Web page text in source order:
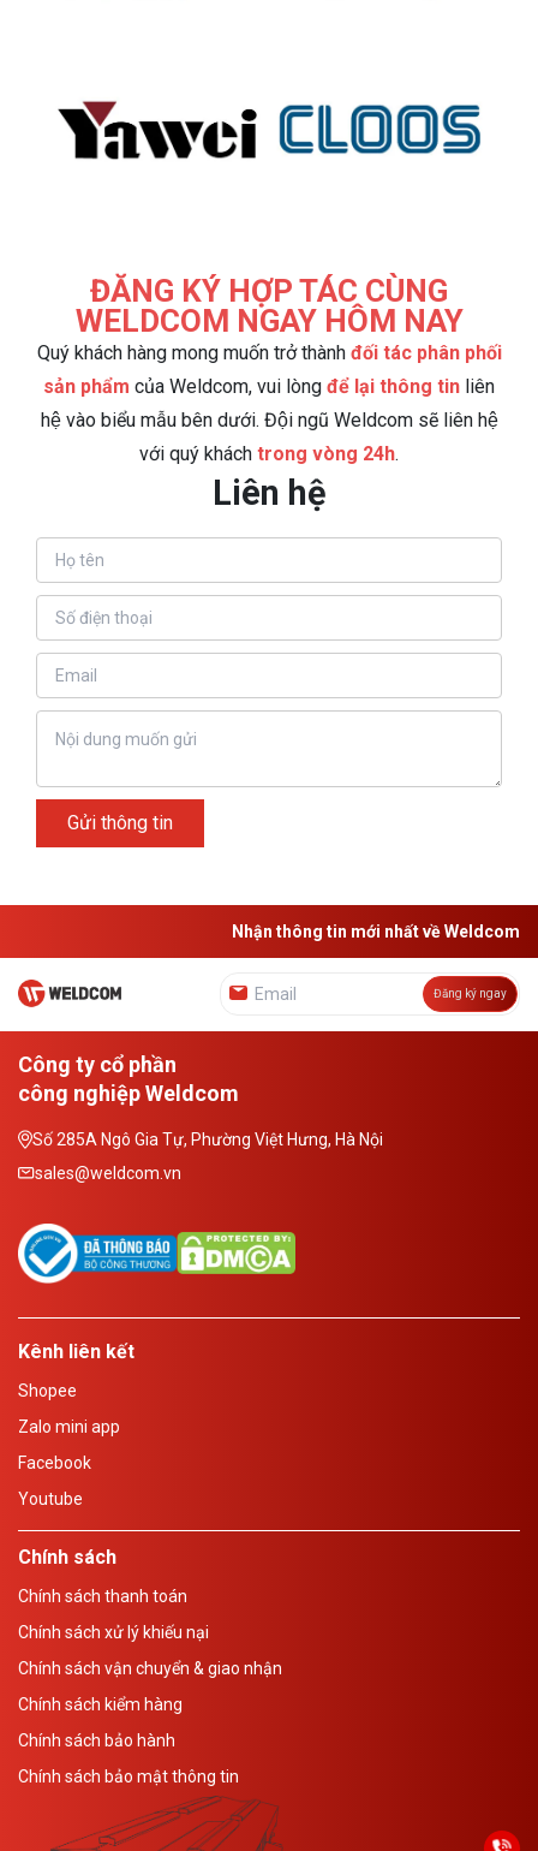
ĐĂNG KÝ HỢP TÁC CÙNG
WELDCOM NGAY HÔM NAY
Quý khách hàng mong muốn trở thành đối tác phân phối
sản phẩm của Weldcom, vui lòng để lại thông tin liên
hệ vào biểu mẫu bên dưới. Đội ngũ Weldcom sẽ liên hệ
với quý khách trong vòng 24h.
Liên hệ
Gửi thông tin
Nhận thông tin mới nhất về Weldcom
Đăng ký ngay
Công ty cổ phần
công nghiệp Weldcom
Số 285A Ngô Gia Tự, Phường Việt Hưng, Hà Nội
sales@weldcom.vn
Kênh liên kết
Shopee
Zalo mini app
Facebook
Youtube
Chính sách
Chính sách thanh toán
Chính sách xử lý khiếu nại
Chính sách vận chuyển & giao nhận
Chính sách kiểm hàng
Chính sách bảo hành
Chính sách bảo mật thông tin